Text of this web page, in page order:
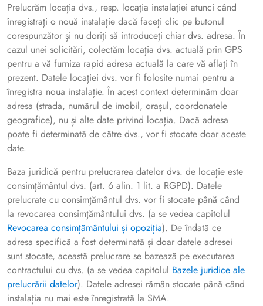
Prelucrăm locația dvs., resp. locația instalației atunci când
înregistrați o nouă instalație dacă faceți clic pe butonul
corespunzător și nu doriți să introduceți chiar dvs. adresa. În
cazul unei solicitări, colectăm locația dvs. actuală prin GPS
pentru a vă furniza rapid adresa actuală la care vă aflați în
prezent. Datele locației dvs. vor fi folosite numai pentru a
înregistra noua instalație. În acest context determinăm doar
adresa (strada, numărul de imobil, orașul, coordonatele
geografice), nu și alte date privind locația. Dacă adresa
poate fi determinată de către dvs., vor fi stocate doar aceste
date.
Baza juridică pentru prelucrarea datelor dvs. de locație este
consimțământul dvs. (art. 6 alin. 1 lit. a RGPD). Datele
prelucrate cu consimțământul dvs. vor fi stocate până când
la revocarea consimțământului dvs. (a se vedea capitolul
Revocarea consimțământului și opoziția). De îndată ce
adresa specifică a fost determinată și doar datele adresei
sunt stocate, această prelucrare se bazează pe executarea
contractului cu dvs. (a se vedea capitolul Bazele juridice ale
prelucrării datelor). Datele adresei rămân stocate până când
instalația nu mai este înregistrată la SMA.